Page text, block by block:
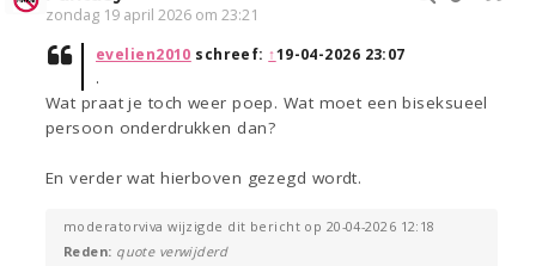
zondag 19 april 2026 om 23:21
evelien2010 schreef: ↑19-04-2026 23:07
.
Wat praat je toch weer poep. Wat moet een biseksueel
persoon onderdrukken dan?
En verder wat hierboven gezegd wordt.
moderatorviva wijzigde dit bericht op 20-04-2026 12:18
Reden: quote verwijderd